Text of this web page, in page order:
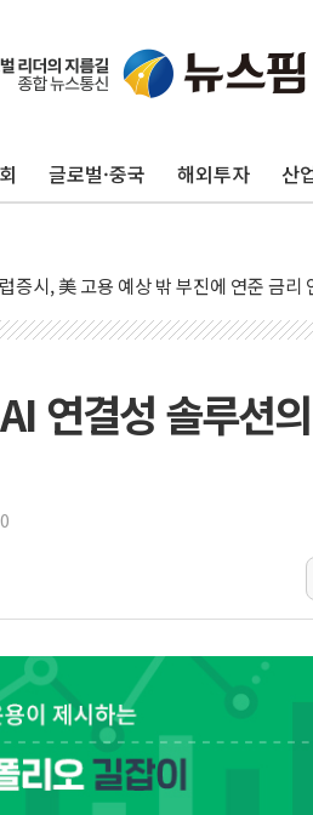
글로벌·중국 해외투자 산
증시, 고용 쇼크에 금리 인상 우려 후퇴
프, 쿡 연준 이사 해임 재추진…"26일까
준 매파 기세 꺾이나…고용 감소에 9월
] 이슬람 수니파 3국, '공동방위협정'
소법원, 백악관 무도회장 공사 중단 명
핵심 원유 수출항 '하르그섬', 최근 1주
합] 美 7월 고용 2만3000명 감소 '쇼크
] 이슬람 수니파 3개국, 공동방위협정
훈부, 미 DPAA와 MOU… "6·25 미군 실
프 "금리 내려야"…파월 때와 달리 워시
정치인 측근 포항시 정책특보 내정설...
해남 태양광, 대한민국 다음 100년 밑
연결성 솔루션